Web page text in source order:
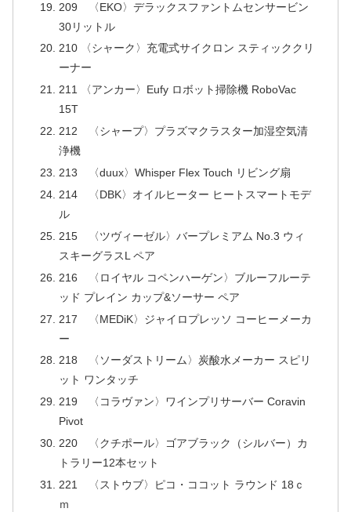
209 〈EKO〉デラックスファントムセンサービン
30リットル
210 〈シャーク〉充電式サイクロン スティッククリ
ーナー
211 〈アンカー〉Eufy ロボット掃除機 RoboVac
15T
212 〈シャープ〉プラズマクラスター加湿空気清
浄機
213 〈duux〉Whisper Flex Touch リビング扇
214 〈DBK〉オイルヒーター ヒートスマートモデ
ル
215 〈ツヴィーゼル〉バープレミアム No.3 ウィ
スキーグラスL ペア
216 〈ロイヤル コペンハーゲン〉ブルーフルーテ
ッド プレイン カップ&ソーサー ペア
217 〈MEDiK〉ジャイロプレッソ コーヒーメーカ
ー
218 〈ソーダストリーム〉炭酸水メーカー スピリ
ット ワンタッチ
219 〈コラヴァン〉ワインプリサーバー Coravin
Pivot
220 〈クチポール〉ゴアブラック（シルバー）カ
トラリー12本セット
221 〈ストウブ〉ピコ・ココット ラウンド 18ｃ
ｍ